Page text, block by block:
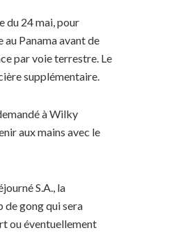
du 24 mai, pour
Panama avant de
par voie terrestre. Le
supplémentaire.
à Wilky
aux mains avec le
S.A., la
de gong qui sera
ou éventuellement